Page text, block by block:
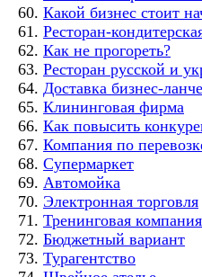
Какой бизнес стоит
Ресторан-
Как не прогореть?
Ресторан русской и
Доставка бизнес-
Клининговая фирма
Как повысить
Компания по
Супермаркет
Автомойка
Электронная торговля
Тренинговая компания
Бюджетный вариант
Турагентство